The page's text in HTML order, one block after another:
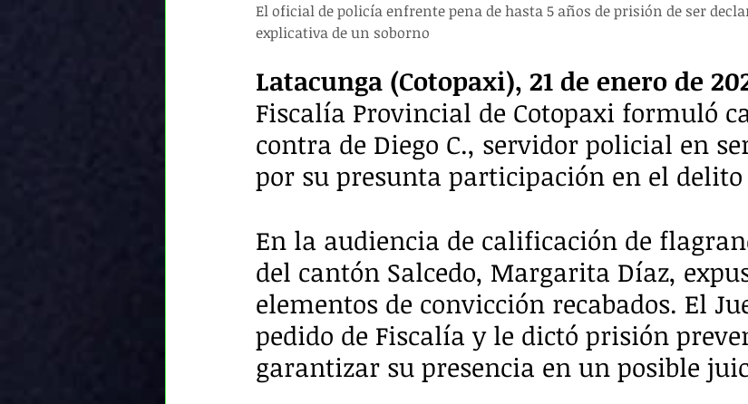
El oficial de policía enfrente pena de hasta 5 años de prisión de ser
explicativa de un soborno
Latacunga (Cotopaxi), 21 de enero de
Fiscalía Provincial de Cotopaxi formuló
contra de Diego C., servidor policial en
por su presunta participación en el delito
En la audiencia de calificación de
del cantón Salcedo, Margarita Díaz,
elementos de convicción recabados. El
pedido de Fiscalía y le dictó prisión
garantizar su presencia en un posible